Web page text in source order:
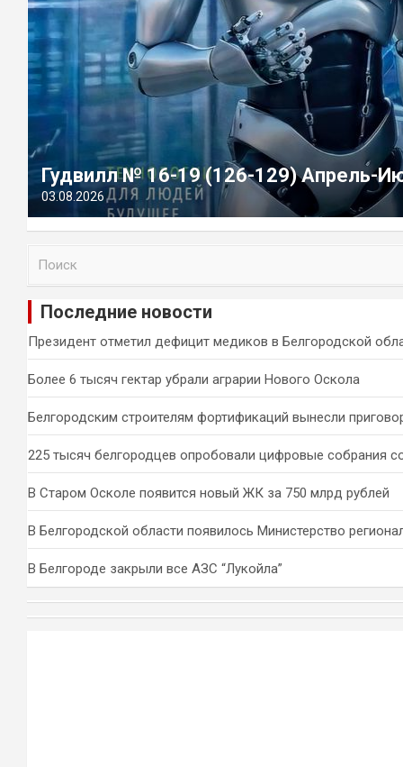
Гудвилл № 16-19 (126-129) Апрель-
03.08.2026
и
Последние новости
Президент отметил дефицит медиков в Белгородской
Более 6 тысяч гектар убрали аграрии Нового Оскола
Белгородским строителям фортификаций вынесли
225 тысяч белгородцев опробовали цифровые собрания
В Старом Осколе появится новый ЖК за 750 млрд рублей
В Белгородской области появилось Министерство
В Белгороде закрыли все АЗС “Лукойла”